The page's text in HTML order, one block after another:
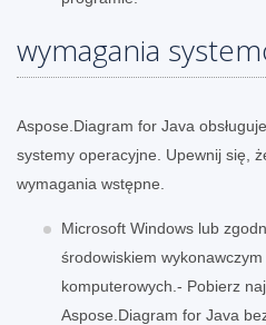
wymagania
Aspose.Diagram for Java
systemy operacyjne. Upewnij się,
wymagania wstępne.
Microsoft Windows lub
środowiskiem
komputerowych.- Pobierz
Aspose.Diagram for Java